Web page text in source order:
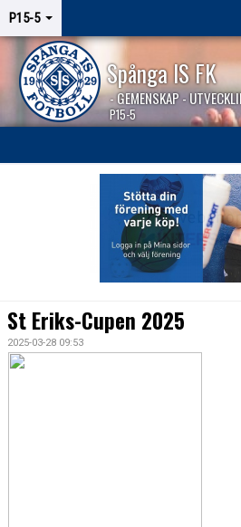
P15-5
Spånga IS FK
- GEMENSKAP -
P15-5
KONTAKT
St Eriks-Cupen 2025
2025-03-28 09:53